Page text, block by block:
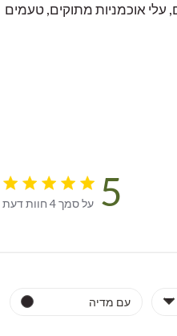
עלי אוכמניות מתוקים, טעמים
5
5 star rating
על סמך 4 חוות דעת